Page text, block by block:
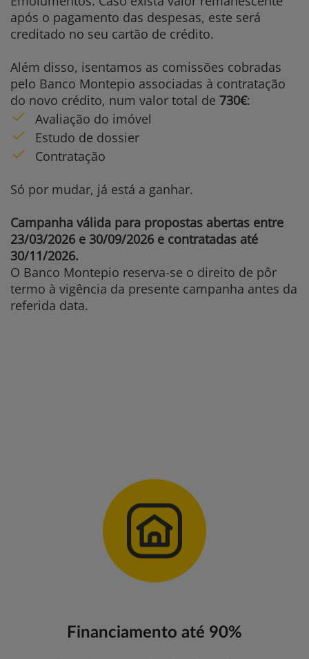
após o pagamento das despesas, este será
creditado no seu cartão de crédito.
Além disso, isentamos as comissões cobradas
pelo Banco Montepio associadas à contratação
do novo crédito, num valor total de 730€:
Avaliação do imóvel
Estudo de dossier
Contratação
Só por mudar, já está a ganhar.
Campanha válida para propostas abertas entre
23/03/2026 e 30/09/2026 e contratadas até
30/11/2026.
O Banco Montepio reserva-se o direito de pôr
termo à vigência da presente campanha antes da
referida data.
Financiamento até 90%